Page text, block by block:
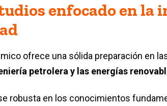
enfocado en la
ofrece una sólida preparación en
petrolera y las energías
robusta en los conocimientos